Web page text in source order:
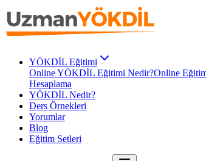
YÖKDİL Eğitimi
Online YÖKDİL Eğitimi Nedir?Online
Hesaplama
YÖKDİL Nedir?
Ders Örnekleri
Yorumlar
Blog
Eğitim Setleri